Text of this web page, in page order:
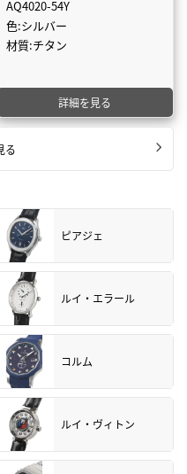
AQ4020-54Y
色:シルバー
材質:チタン
詳細を見る
る
ピアジェ
ルイ・エラール
コルム
ルイ・ヴィトン